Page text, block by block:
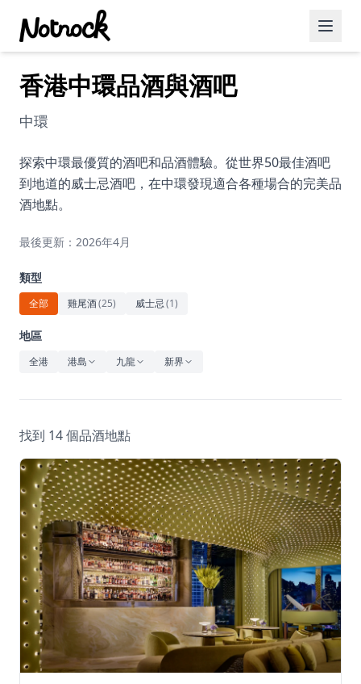
精選活動
博客文章
約會好去處
美食佳餚
運動
藝術文化
休閒
音樂
香港中環品酒與酒吧
中環
探索中環最優質的酒吧和品酒體驗。從世界50最佳酒吧
到地道的威士忌酒吧，在中環發現適合各種場合的完美品
酒地點。
最後更新：2026年4月
類型
全部 雞尾酒(25) 威士忌(1)
地區
全港 港島 九龍 新界
找到 14 個品酒地點